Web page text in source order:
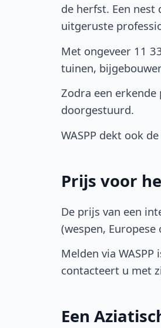
de herfst. Een
uitgeruste
Met ongeveer 11
tuinen,
Zodra een
doorgestuurd.
WASPP dekt ook
Prijs voor
De prijs van een
(wespen,
Melden via
contacteert u met
Een